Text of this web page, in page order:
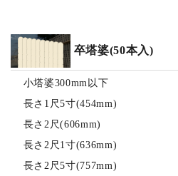
卒塔婆(50本入)
小塔婆300mm以下
長さ1尺5寸(454mm)
長さ2尺(606mm)
長さ2尺1寸(636mm)
長さ2尺5寸(757mm)